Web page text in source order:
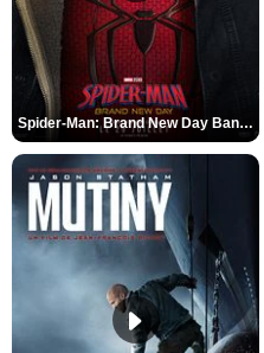
Spider-Man: Brand New Day Bande-annonce VO STFR